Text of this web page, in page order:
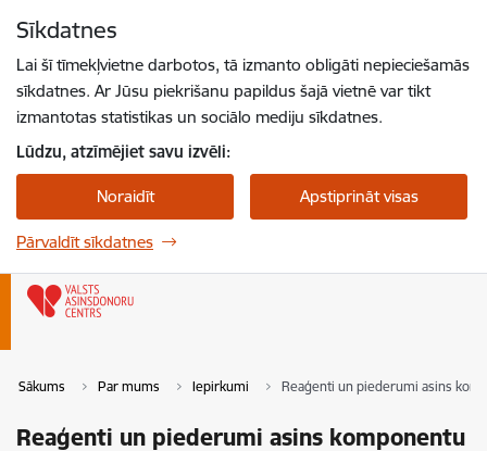
Sīkdatnes
Lai šī tīmekļvietne darbotos, tā izmanto obligāti nepieciešamās
sīkdatnes. Ar Jūsu piekrišanu papildus šajā vietnē var tikt
izmantotas statistikas un sociālo mediju sīkdatnes.
Lūdzu, atzīmējiet savu izvēli:
Noraidīt Apstiprināt visas
Pārvaldīt sīkdatnes
Sākums Par mums Iepirkumi Reaģenti un piederumi asins
Reaģenti un piederumi asins komponentu